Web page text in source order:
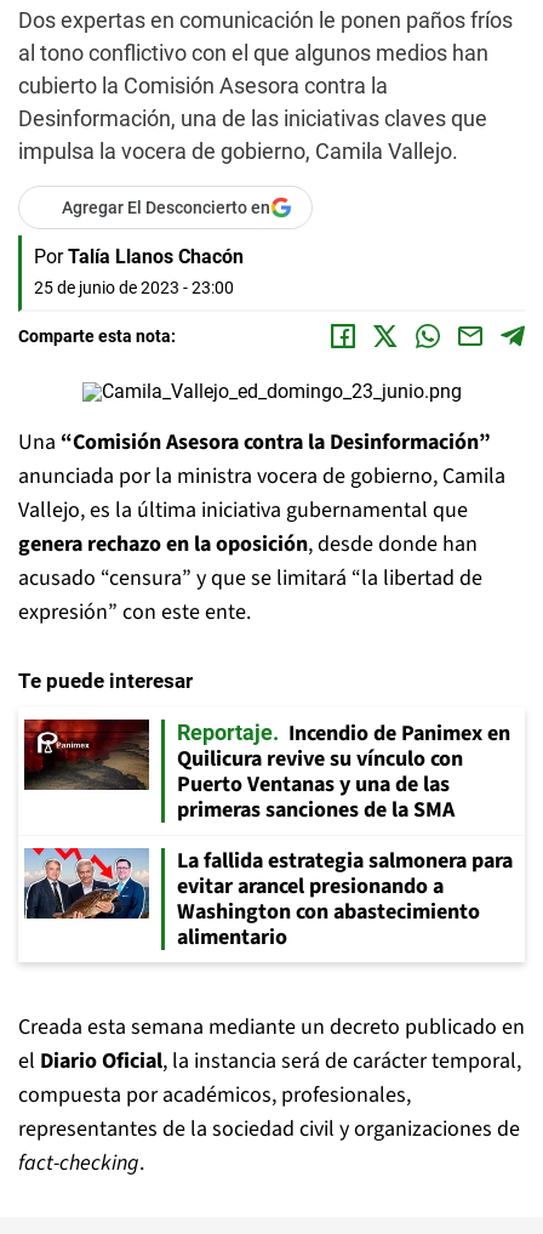
Dos expertas en comunicación le ponen paños fríos
al tono conflictivo con el que algunos medios han
cubierto la Comisión Asesora contra la
Desinformación, una de las iniciativas claves que
impulsa la vocera de gobierno, Camila Vallejo.
Agregar El Desconcierto en
Por Talía Llanos Chacón
25 de junio de 2023 - 23:00
Comparte esta nota:
Una “Comisión Asesora contra la Desinformación”
anunciada por la ministra vocera de gobierno, Camila
Vallejo, es la última iniciativa gubernamental que
genera rechazo en la oposición, desde donde han
acusado “censura” y que se limitará “la libertad de
expresión” con este ente.
Te puede interesar
Reportaje
Incendio de Panimex en
Quilicura revive su vínculo con
Puerto Ventanas y una de las
primeras sanciones de la SMA
La fallida estrategia salmonera para
evitar arancel presionando a
Washington con abastecimiento
alimentario
Creada esta semana mediante un decreto publicado en
el Diario Oficial, la instancia será de carácter temporal,
compuesta por académicos, profesionales,
representantes de la sociedad civil y organizaciones de
fact-checking.